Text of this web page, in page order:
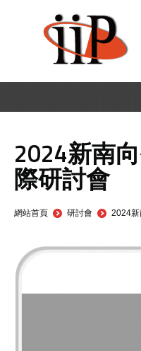
2024新南
際研討會
You are here:
網站首頁 研討會 2024新